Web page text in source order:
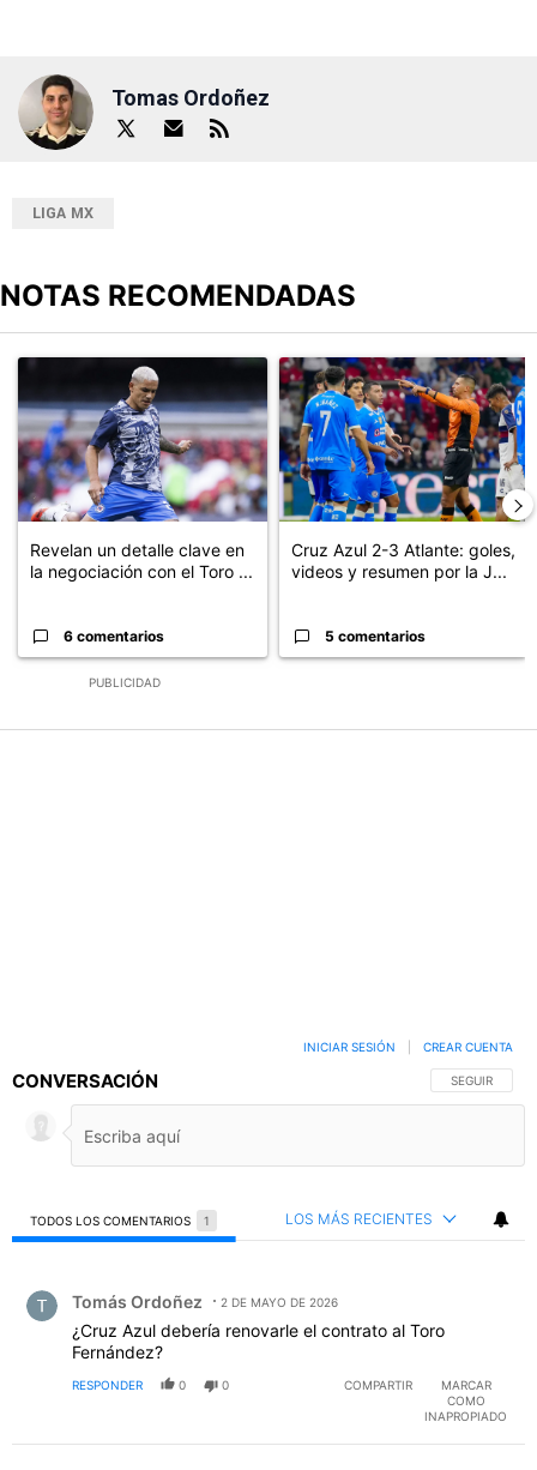
Tomas Ordoñez
LIGA MX
NOTAS RECOMENDADAS
PUBLICIDAD
Un artículo de tendencia con el título "Revelan un detalle clave
Revelan un detalle clave en
la negociación con el Toro ...
6 comentarios
Un artículo de tendencia con el
Cruz Azul 2-3 Atlante: goles,
videos y resumen por la J...
5 comentarios
CONVERSACIÓN SIGA ESTA
SEGUIR
INICIAR SESIÓN CREAR CUENTA
TODOS LOS COMENTARIOS 1 LOS MÁS RECIENTES
Tomás Ordoñez 2 DE MAYO DE 2026
¿Cruz Azul debería renovarle el contrato al Toro
Fernández?
RESPONDER 0 0 COMPARTIR
MARCAR
COMO
INAPROPIADO